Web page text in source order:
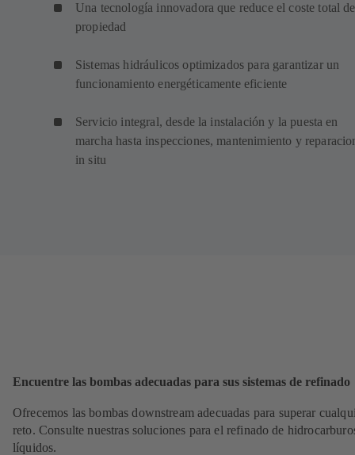
Una tecnología innovadora que reduce el coste total de
propiedad
Sistemas hidráulicos optimizados para garantizar un
funcionamiento energéticamente eficiente
Servicio integral, desde la instalación y la puesta en
marcha hasta inspecciones, mantenimiento y
in situ
Encuentre las bombas adecuadas para sus sistemas de refinado
Ofrecemos las bombas downstream adecuadas para superar
reto. Consulte nuestras soluciones para el refinado de
líquidos.